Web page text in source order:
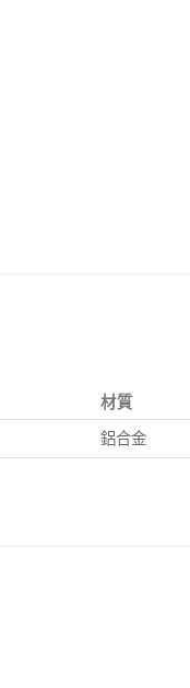
材質
鋁合金